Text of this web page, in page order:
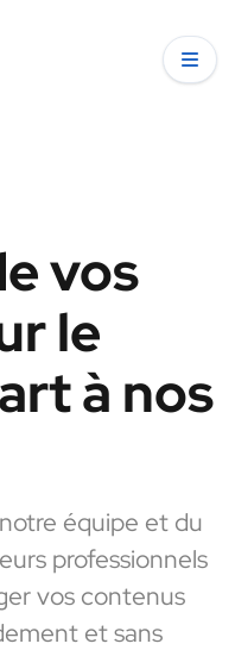
vos
le
à nos
équipe et du
professionnels
vos contenus
et sans